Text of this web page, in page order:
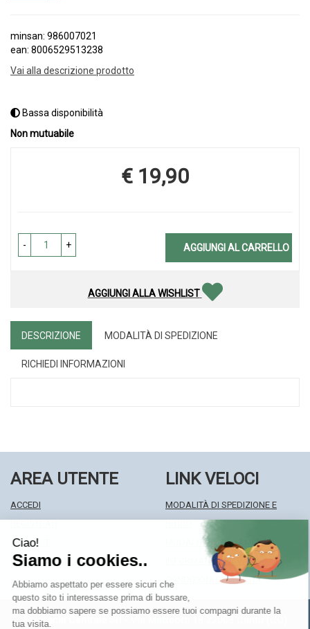
minsan: 986007021
ean: 8006529513238
Vai alla descrizione prodotto
Bassa disponibilità
Non mutuabile
Prezzo
€ 19,90
- + AGGIUNGI AL CARRELLO
AGGIUNGI ALLA WISHLIST
DESCRIZIONE MODALITÀ DI SPEDIZIONE
RICHIEDI INFORMAZIONI
AREA UTENTE
ACCEDI
WISHLIST
ISCRIZIONE ALLA NEWSLETTER
LINK VELOCI
MODALITÀ DI SPEDIZIONE E
MODALITÀ DI PAGAMENTO
INFORMATIVA PRIVACY
CONDIZIONI DI VENDITA
Farmacia Centrale Srl